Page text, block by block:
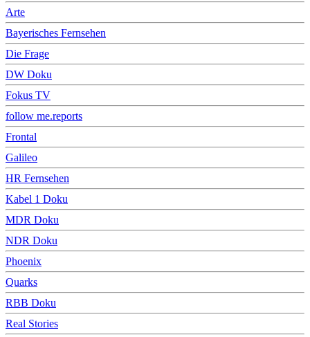
Arte
Bayerisches Fernsehen
Die Frage
DW Doku
Fokus TV
follow me.reports
Frontal
Galileo
HR Fernsehen
Kabel 1 Doku
MDR Doku
NDR Doku
Phoenix
Quarks
RBB Doku
Real Stories